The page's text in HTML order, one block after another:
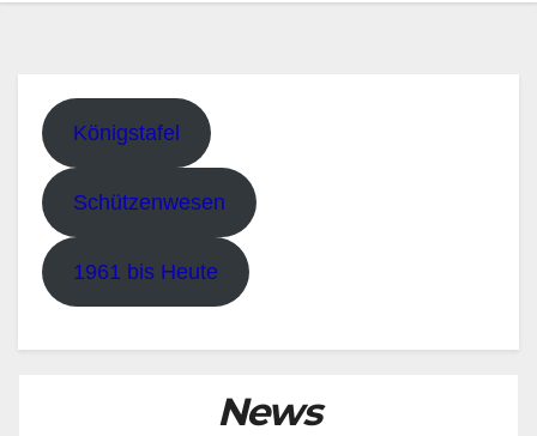
Königstafel
Schützenwesen
1961 bis Heute
News